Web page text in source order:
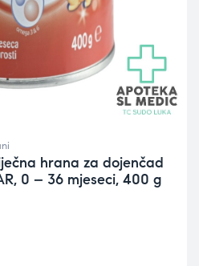
hrana za dojenčad
0 – 36 mjeseci, 400 g